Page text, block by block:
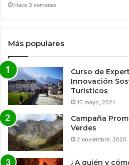
Hace 3 semanas
Más populares
Curso de
Innovación
Turísticos
10 mayo, 2021
Campaña
Verdes
2 noviembre, 2020
¿A quién y